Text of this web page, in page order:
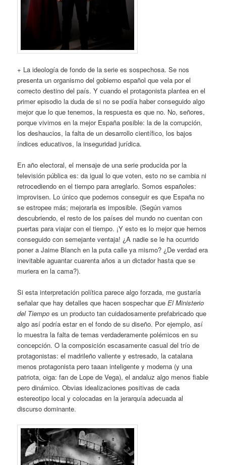
+ La ideología de fondo de la serie es sospechosa. Se nos
presenta un organismo del gobierno español que vela por el
correcto destino del país. Y cuando el protagonista plantea en el
primer episodio la duda de si no se podía haber conseguido algo
mejor que lo que tenemos, la respuesta es que no. No, señores,
porque vivimos en la mejor España posible: la de la corrupción,
los deshaucios, la falta de un desarrollo científico, los bajos
índices educativos, la inseguridad jurídica.
En año electoral, el mensaje de una serie producida por la
televisión pública es: da igual lo que voten, esto no se cambia ni
retrocediendo en el tiempo para arreglarlo. Somos españoles:
improvisen. Lo único que podemos conseguir es que España no
se estropee más; mejorarla es imposible. (Según vamos
descubriendo, el resto de los países del mundo no cuentan con
puertas para viajar con el tiempo. ¡Y esto es lo mejor que hemos
conseguido con semejante ventaja! ¿A nadie se le ha ocurrido
poner a Jaime Blanch en la puta calle ya mismo? ¿De verdad era
inevitable aguantar cuarenta años a un dictador hasta que se
muriera en la cama?).
Si esta interpretación política parece algo forzada, me gustaría
señalar que hay detalles que hacen sospechar queEl Ministerio
del Tiempo es un producto tan cuidadosamente prefabricado que
algo así podría estar en el fondo de su diseño. Por ejemplo, así
lo muestra la falta de temas verdaderamente polémicos en su
concepción. O la composición escasamente casual del trío de
protagonistas: el madrileño valiente y estresado, la catalana
menos protagonista pero taaan inteligente y moderna (y una
patriota, oiga: fan de Lope de Vega), el andaluz algo menos fiable
pero dinámico. Obvias idealizaciones positivas de cada
estereotipo local y colocadas en la jerarquía adecuada al
discurso dominante.